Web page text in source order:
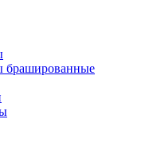
брашированные